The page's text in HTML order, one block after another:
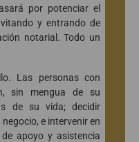
por potenciar el
y entrando de
notarial. Todo un
Las personas con
sin mengua de su
de su vida; decidir
e intervenir en
apoyo y asistencia